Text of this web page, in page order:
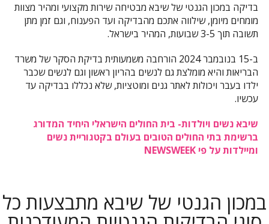
בדיקה במכון הגנטי של שיבא מבטיחה שירות מקצועי ומהיר מצוות
מומחים מיומן, שילווה אתכם מהבדיקה ועד הפענוח, וגם זמן מתן
תשובה תוך 3-5 שבועות, המהיר בישראל.
ב-15 בנובמבר 2024 הורחבה משמעותית בדיקת הסקר של משרד
הבריאות והיא מומלצת גם לנשים בהריון ראשון וגם לנשים שכבר
ילדו בעבר ויכולות לאתר גנים ומוטציות, שלא נכללו בבדיקה עד
עכשיו.
שיבא נשים ויולדות- בית החולים הישראלי היחיד המדורג
ברשימת בתי החולים הטובים בעולם בקטגוריית נשים
ומיילדות על פי NEWSWEEK
במכון הגנטי של שיבא מתבצעות כל